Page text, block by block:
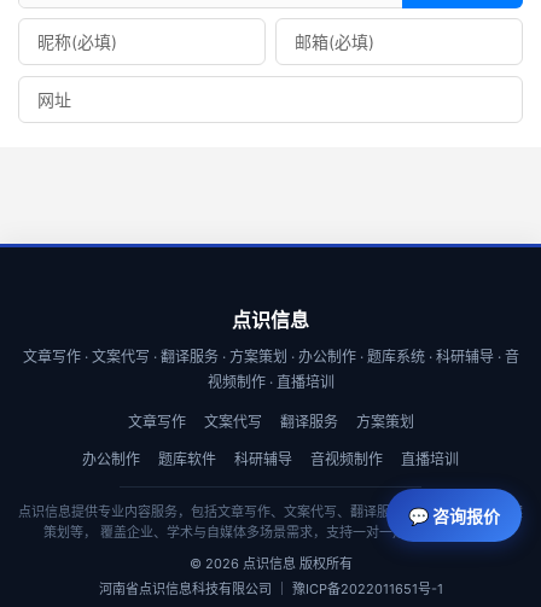
点识信息
文章写作 · 文案代写 · 翻译服务 · 方案策划 · 办公制作 · 题库系统 · 科研辅导 · 音
视频制作 · 直播培训
文章写作 文案代写 翻译服务 方案策划
办公制作 题库软件 科研辅导 音视频制作 直播培训
点识信息提供专业内容服务，包括文章写作、文案代写、翻译服务、商业计划书与方案
策划等， 覆盖企业、学术与自媒体多场景需求，支持一对一定制与快速交付。
© 2026 点识信息 版权所有
河南省点识信息科技有限公司 ｜ 豫ICP备2022011651号-1
💬 咨询报价